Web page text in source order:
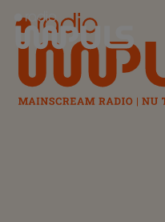
Radio Impuls